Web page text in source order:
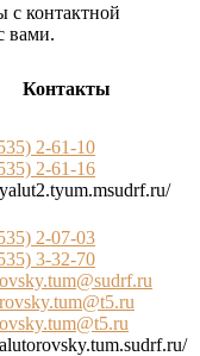
контактной
вами.
Контакты
2-61-10
2-61-16
2-07-03
3-32-70